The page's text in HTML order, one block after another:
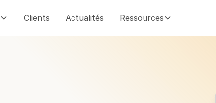
Clients Actualités Ressources